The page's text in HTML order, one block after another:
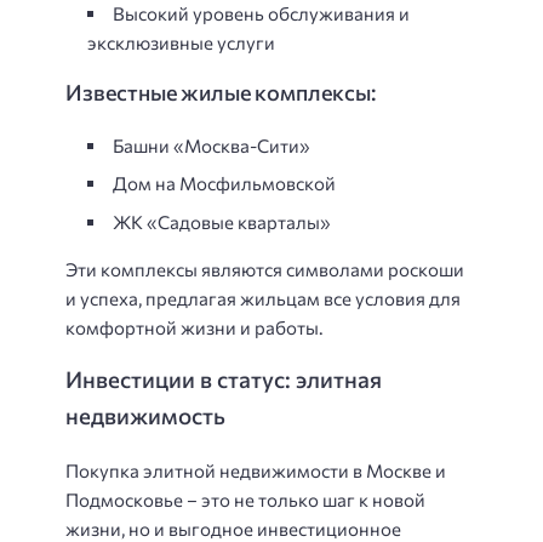
Высокий уровень обслуживания и
эксклюзивные услуги
Известные жилые комплексы:
Башни «Москва-Сити»
Дом на Мосфильмовской
ЖК «Садовые кварталы»
Эти комплексы являются символами роскоши
и успеха, предлагая жильцам все условия для
комфортной жизни и работы.
Инвестиции в статус: элитная
недвижимость
Покупка элитной недвижимости в Москве и
Подмосковье – это не только шаг к новой
жизни, но и выгодное инвестиционное